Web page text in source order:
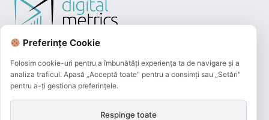
Preferințe Cookie
Folosim cookie-uri pentru a îmbunătăți experiența ta de navigare și a
analiza traficul. Apasă „Acceptă toate" pentru a consimți sau „Setări"
pentru a-ți gestiona preferințele.
Respinge toate